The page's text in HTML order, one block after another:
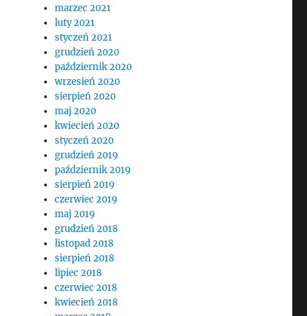
marzec 2021
luty 2021
styczeń 2021
grudzień 2020
październik 2020
wrzesień 2020
sierpień 2020
maj 2020
kwiecień 2020
styczeń 2020
grudzień 2019
październik 2019
sierpień 2019
czerwiec 2019
maj 2019
grudzień 2018
listopad 2018
sierpień 2018
lipiec 2018
czerwiec 2018
kwiecień 2018